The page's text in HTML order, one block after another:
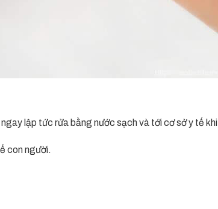
lập tức rửa bằng nước sạch và tới cơ sở y tế
con người.